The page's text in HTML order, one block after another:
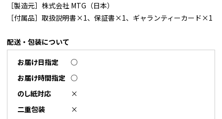
［製造元］株式会社 MTG（日本）
［付属品］取扱説明書×1、保証書×1、ギャランティーカード×1
配送・包装について
お届け日指定
○
お届け時間指定 ○
のし紙対応
×
二重包装
×